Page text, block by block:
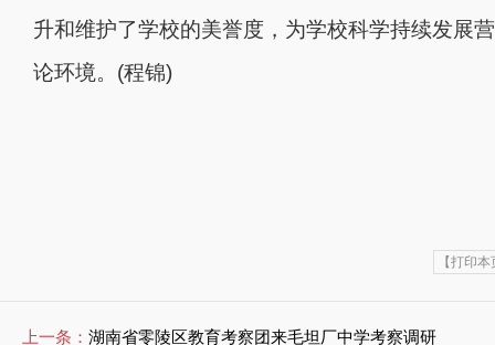
升和维护了学校的美誉度，为学校科学持续发展
论环境。 (程锦)
【打印
上一条： 湖南省零陵区教育考察团来毛坦厂中学考察调研